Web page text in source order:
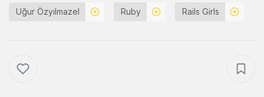
Uğur Özyılmazel Ruby Rails Girls